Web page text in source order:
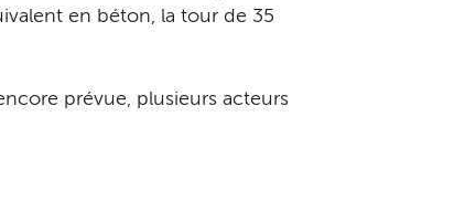
en béton, la tour de 35
prévue, plusieurs acteurs